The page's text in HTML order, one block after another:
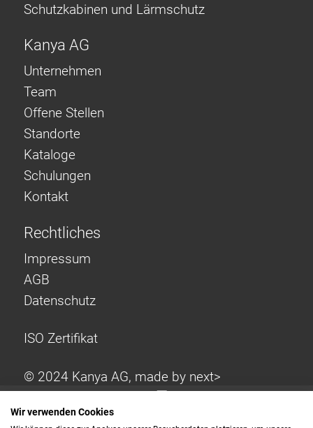
Schutzkabinen und Lärmschutz
Kanya AG
Unternehmen
Team
Offene Stellen
Standorte
Kataloge
Schulungen
Kontakt
Rechtliches
Impressum
AGB
Datenschutz
ISO Zertifikat
© 2024 Kanya AG, made by next>
Wir verwenden Cookies